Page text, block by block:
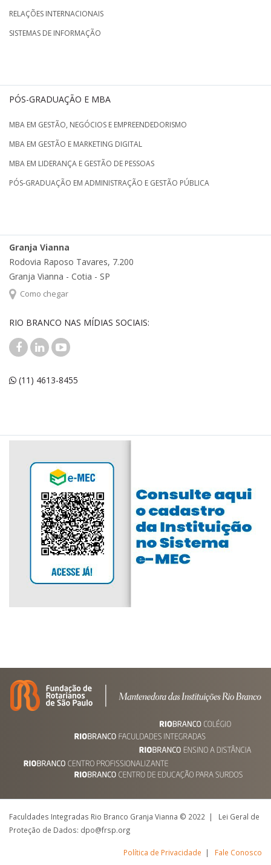
RELAÇÕES INTERNACIONAIS
SISTEMAS DE INFORMAÇÃO
PÓS-GRADUAÇÃO E MBA
MBA EM GESTÃO, NEGÓCIOS E EMPREENDEDORISMO
MBA EM GESTÃO E MARKETING DIGITAL
MBA EM LIDERANÇA E GESTÃO DE PESSOAS
PÓS-GRADUAÇÃO EM ADMINISTRAÇÃO E GESTÃO PÚBLICA
Granja Vianna
Rodovia Raposo Tavares, 7.200
Granja Vianna - Cotia - SP
Como chegar
RIO BRANCO NAS MÍDIAS SOCIAIS:
(11) 4613-8455
Faculdades Integradas Rio Branco Granja Vianna © 2022 | Lei Geral de
Proteção de Dados: dpo@frsp.org
Política de Privacidade | Fale Conosco